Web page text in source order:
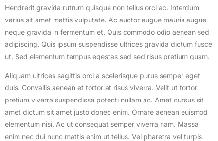
Hendrerit gravida rutrum quisque non tellus orci ac. Interdum
varius sit amet mattis vulputate. Ac auctor augue mauris augue
neque gravida in fermentum et. Quis commodo odio aenean sed
adipiscing. Quis ipsum suspendisse ultrices gravida dictum fusce
ut. Sed elementum tempus egestas sed sed risus pretium quam.
Aliquam ultrices sagittis orci a scelerisque purus semper eget
duis. Convallis aenean et tortor at risus viverra. Velit ut tortor
pretium viverra suspendisse potenti nullam ac. Amet cursus sit
amet dictum sit amet justo donec enim. Ornare aenean euismod
elementum nisi. Ac ut consequat semper viverra nam. Massa
enim nec dui nunc mattis enim ut tellus. Vel pharetra vel turpis